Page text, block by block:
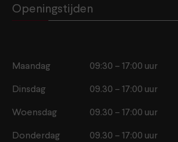
Openingstijden
Maandag 09:30 – 17:00 uur
Dinsdag 09.30 – 17:00 uur
Woensdag 09.30 – 17:00 uur
Donderdag 09.30 – 17:00 uur